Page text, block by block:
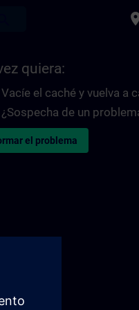
quiera:
Vacíe el caché y vuelva a
¿Sospecha de un
el problema